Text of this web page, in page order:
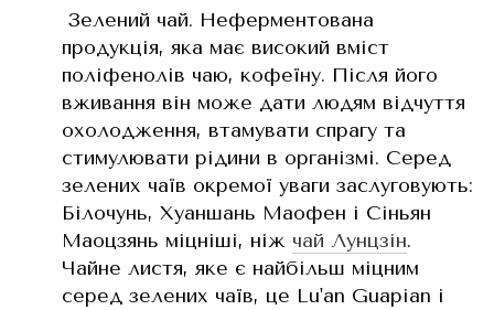
Зелений чай. Неферментована
продукція, яка має високий вміст
поліфенолів чаю, кофеїну. Після його
вживання він може дати людям відчуття
охолодження, втамувати спрагу та
стимулювати рідини в організмі. Серед
зелених чаїв окремої уваги заслуговують:
Білочунь, Хуаншань Маофен і Сіньян
Маоцзянь міцніші, ніж чай Лунцзін.
Чайне листя, яке є найбільш міцним
серед зелених чаїв, це Lu'an Guapian і